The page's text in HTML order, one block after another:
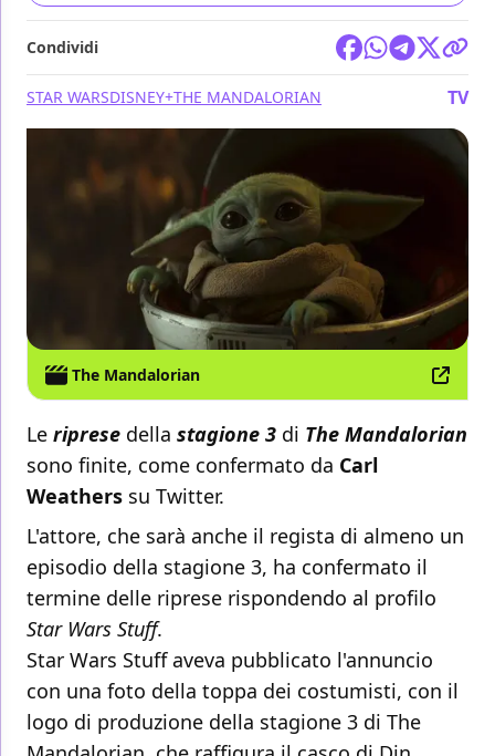
Condividi
STAR WARSDISNEY+THE MANDALORIAN TV
The Mandalorian
Le riprese della stagione 3 di The Mandalorian
sono finite, come confermato da Carl
Weathers su Twitter.
L'attore, che sarà anche il regista di almeno un
episodio della stagione 3, ha confermato il
termine delle riprese rispondendo al profilo
Star Wars Stuff.
Star Wars Stuff aveva pubblicato l'annuncio
con una foto della toppa dei costumisti, con il
logo di produzione della stagione 3 di The